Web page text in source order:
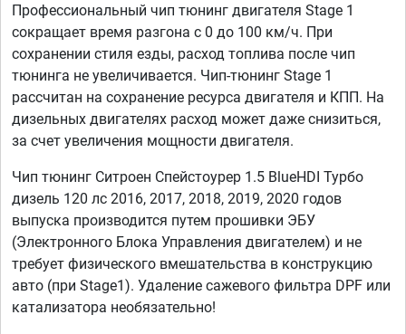
Профессиональный чип тюнинг двигателя Stage 1
сокращает время разгона с 0 до 100 км/ч. При
сохранении стиля езды, расход топлива после чип
тюнинга не увеличивается. Чип-тюнинг Stage 1
рассчитан на сохранение ресурса двигателя и КПП. На
дизельных двигателях расход может даже снизиться,
за счет увеличения мощности двигателя.
Чип тюнинг Ситроен Спейстоурер 1.5 BlueHDI Турбо
дизель 120 лс 2016, 2017, 2018, 2019, 2020 годов
выпуска производится путем прошивки ЭБУ
(Электронного Блока Управления двигателем) и не
требует физического вмешательства в конструкцию
авто (при Stage1). Удаление сажевого фильтра DPF или
катализатора необязательно!